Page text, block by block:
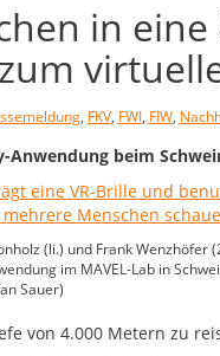
in
, FKV, FWI, FIW,
Anwendung beim
(li.) und Frank Wenzhöfer
im MAVEL-Lab in
Sauer)
von 4.000 Metern zu